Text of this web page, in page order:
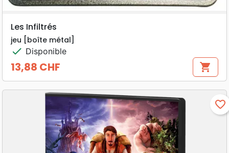
Les Infiltrés
jeu [boîte métal]
check Disponible
Prix
13,88 CHF shopping_cart
favorite_border